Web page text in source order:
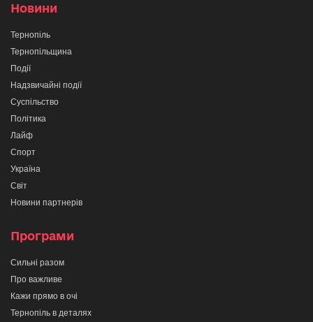
Новини
Тернопіль
Тернопільщина
Події
Надзвичайні події
Суспільство
Політика
Лайф
Спорт
Україна
Світ
Новини партнерів
Програми
Сильні разом
Про важливе
Кажи прямо в очі
Тернопіль в деталях